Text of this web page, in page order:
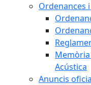
Ordenances
Acústica
Anuncis